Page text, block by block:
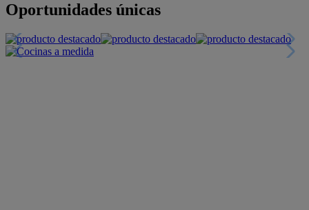
Oportunidades únicas